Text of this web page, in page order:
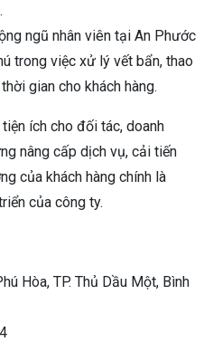
ngũ nhân viên tại An Phước
trong việc xử lý vết bẩn, thao
gian cho khách hàng.
ích cho đối tác, doanh
nâng cấp dịch vụ, cải tiến
của khách hàng chính là
của công ty.
Hòa, TP. Thủ Dầu Một, Bình